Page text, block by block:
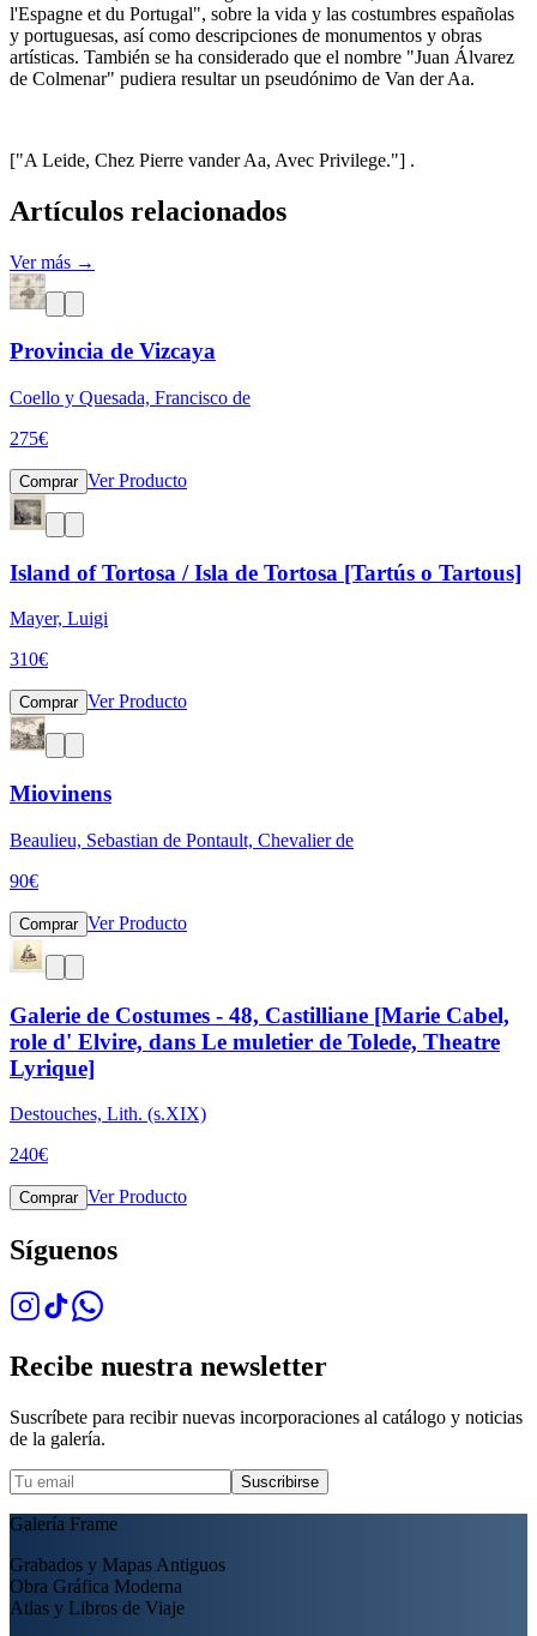
l'Espagne et du Portugal", sobre la vida y las costumbres españolas
y portuguesas, así como descripciones de monumentos y obras
artísticas. También se ha considerado que el nombre "Juan Álvarez
de Colmenar" pudiera resultar un pseudónimo de Van der Aa.
["A Leide, Chez Pierre vander Aa, Avec Privilege."] .
Artículos relacionados
Ver más →
Provincia de Vizcaya
Coello y Quesada, Francisco de
275€
Comprar Ver Producto
Island of Tortosa / Isla de Tortosa [Tartús o Tartous]
Mayer, Luigi
310€
Comprar Ver Producto
Miovinens
Beaulieu, Sebastian de Pontault, Chevalier de
90€
Comprar Ver Producto
Galerie de Costumes - 48, Castilliane [Marie Cabel,
role d' Elvire, dans Le muletier de Tolede, Theatre
Lyrique]
Destouches, Lith. (s.XIX)
240€
Comprar Ver Producto
Síguenos
Recibe nuestra newsletter
Suscríbete para recibir nuevas incorporaciones al catálogo y noticias
de la galería.
Suscribirse
Galería Frame
Grabados y Mapas Antiguos
Obra Gráfica Moderna
Atlas y Libros de Viaje